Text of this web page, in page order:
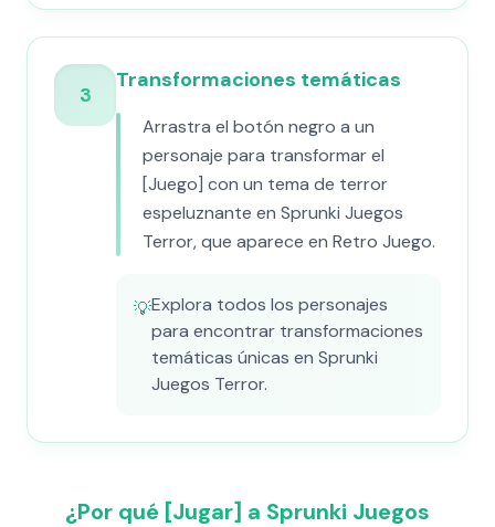
3
Transformaciones temáticas
Arrastra el botón negro a un
personaje para transformar el
[Juego] con un tema de terror
espeluznante en Sprunki Juegos
Terror, que aparece en Retro Juego.
💡Explora todos los personajes
para encontrar transformaciones
temáticas únicas en Sprunki
Juegos Terror.
¿Por qué [Jugar] a Sprunki Juegos